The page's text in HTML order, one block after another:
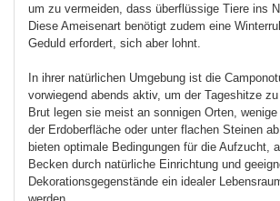
um zu vermeiden, dass überflüssige Tiere ins
Diese Ameisenart benötigt zudem eine
Geduld erfordert, sich aber lohnt.
In ihrer natürlichen Umgebung ist die
vorwiegend abends aktiv, um der Tageshitze
Brut legen sie meist an sonnigen Orten,
der Erdoberfläche oder unter flachen Steinen
bieten optimale Bedingungen für die Aufzucht,
Becken durch natürliche Einrichtung und
Dekorationsgegenstände ein idealer